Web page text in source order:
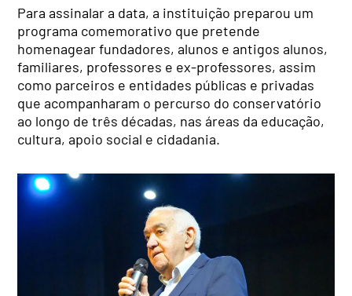
Para assinalar a data, a instituição preparou um
programa comemorativo que pretende
homenagear fundadores, alunos e antigos alunos,
familiares, professores e ex-professores, assim
como parceiros e entidades públicas e privadas
que acompanharam o percurso do conservatório
ao longo de três décadas, nas áreas da educação,
cultura, apoio social e cidadania.